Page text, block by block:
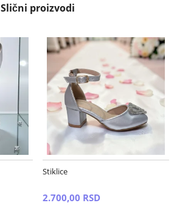
Slični proizvodi
Stiklice
2.700,00 RSD